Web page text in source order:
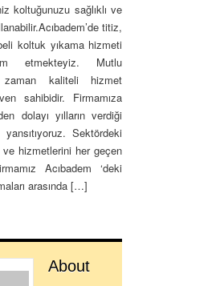
koltuğunuzu sağlıklı ve
titiz,
koltuk yıkama hizmeti
etmekteyiz. Mutlu
kaliteli hizmet
sahibidir. Firmamıza
dolayı yılların verdiği
Sektördeki
ve hizmetlerini her geçen
Acıbadem ‘deki
arasında […]
About